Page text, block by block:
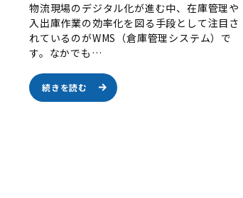
物流現場のデジタル化が進む中、在庫管理や
入出庫作業の効率化を図る手段として注目さ
れているのがWMS（倉庫管理システム）で
す。なかでも…
続きを読む